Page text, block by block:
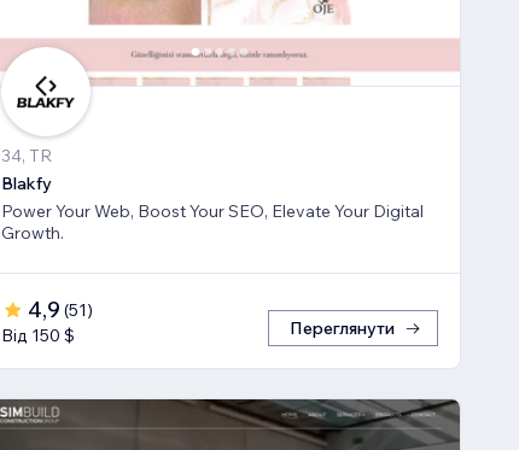
34, TR
Blakfy
Power Your Web, Boost Your SEO, Elevate Your Digital
Growth.
4,9 (51)
Від 150 $
Переглянути